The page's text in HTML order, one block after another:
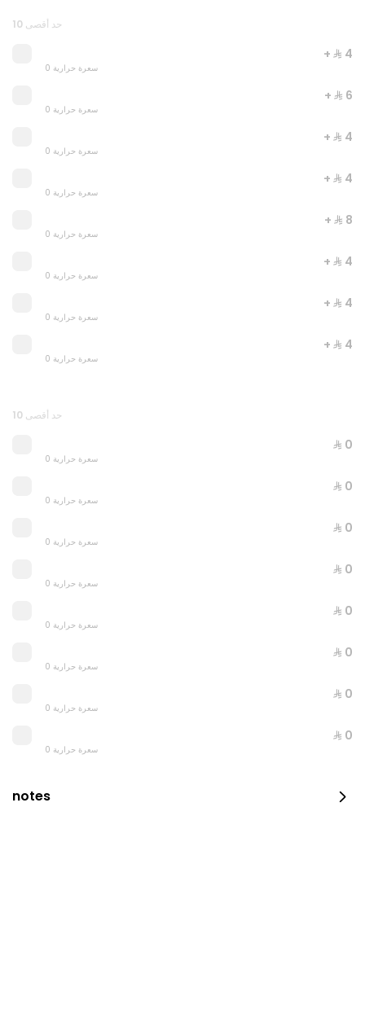
0 سعرة حرارية
⁨⁦‪‬ 59⁩
LETS PEPPERONI
CHICKEN STRIPS
حد أقصى 10
+ ⁨⁦‪‬ 4⁩
0 سعرة حرارية
+ ⁨⁦‪‬ 6⁩
0 سعرة حرارية
+ ⁨⁦‪‬ 4⁩
0 سعرة حرارية
+ ⁨⁦‪‬ 4⁩
0 سعرة حرارية
+ ⁨⁦‪‬ 8⁩
0 سعرة حرارية
+ ⁨⁦‪‬ 4⁩
0 سعرة حرارية
+ ⁨⁦‪‬ 4⁩
0 سعرة حرارية
+ ⁨⁦‪‬ 4⁩
0 سعرة حرارية
حد أقصى 10
⁨⁦‪‬ 0⁩
0 سعرة حرارية
⁨⁦‪‬ 0⁩
0 سعرة حرارية
⁨⁦‪‬ 0⁩
0 سعرة حرارية
⁨⁦‪‬ 0⁩
0 سعرة حرارية
⁨⁦‪‬ 0⁩
0 سعرة حرارية
⁨⁦‪‬ 0⁩
0 سعرة حرارية
⁨⁦‪‬ 0⁩
0 سعرة حرارية
⁨⁦‪‬ 0⁩
0 سعرة حرارية
notes